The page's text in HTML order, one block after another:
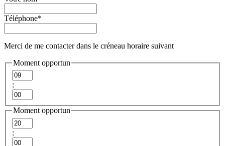
Téléphone*
Merci de me contacter dans le créneau horaire suivant
Moment opportun
Heures
:
Minutes
Moment opportun
Heures
:
Minutes